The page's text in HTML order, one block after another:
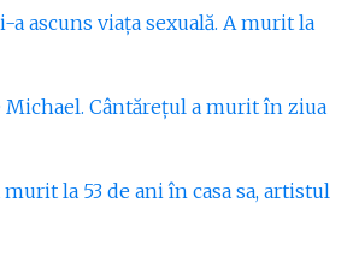
a ascuns viața sexuală. A murit la
Michael. Cântărețul a murit în ziua
la 53 de ani în casa sa, artistul